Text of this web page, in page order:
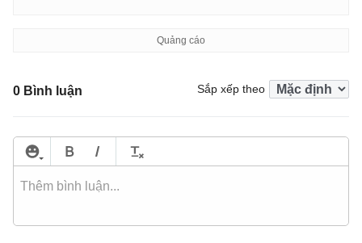
0 Bình luận Sắp xếp theo